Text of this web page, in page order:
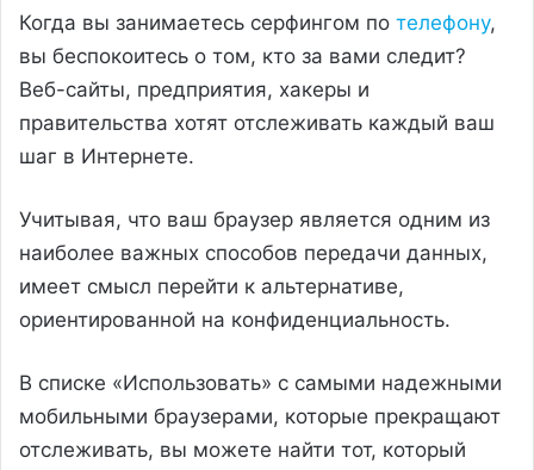
Когда вы занимаетесь серфингом по телефону,
вы беспокоитесь о том, кто за вами следит?
Веб-сайты, предприятия, хакеры и
правительства хотят отслеживать каждый ваш
шаг в Интернете.
Учитывая, что ваш браузер является одним из
наиболее важных способов передачи данных,
имеет смысл перейти к альтернативе,
ориентированной на конфиденциальность.
В списке «Использовать» с самыми надежными
мобильными браузерами, которые прекращают
отслеживать, вы можете найти тот, который